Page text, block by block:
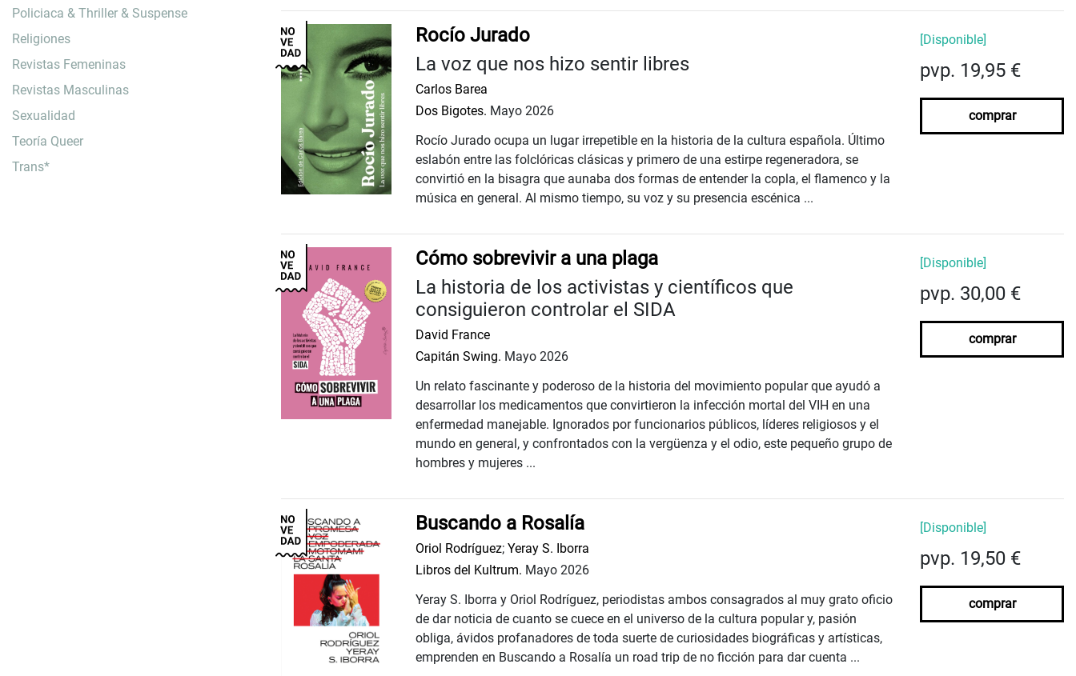
Policiaca & Thriller & Suspense
Religiones
Revistas Femeninas
Revistas Masculinas
Sexualidad
Teoría Queer
Trans*
Rocío Jurado
La voz que nos hizo sentir libres
Carlos Barea
Dos Bigotes. Mayo 2026
Rocío Jurado ocupa un lugar irrepetible en la historia de la cultura española. Último
eslabón entre las folclóricas clásicas y primero de una estirpe regeneradora, se
convirtió en la bisagra que aunaba dos formas de entender la copla, el flamenco y la
música en general. Al mismo tiempo, su voz y su presencia escénica ...
[Disponible]
pvp. 19,95 €
comprar
Cómo sobrevivir a una plaga
La historia de los activistas y científicos que
consiguieron controlar el SIDA
David France
Capitán Swing. Mayo 2026
Un relato fascinante y poderoso de la historia del movimiento popular que ayudó a
desarrollar los medicamentos que convirtieron la infección mortal del VIH en una
enfermedad manejable. Ignorados por funcionarios públicos, líderes religiosos y el
mundo en general, y confrontados con la vergüenza y el odio, este pequeño grupo de
hombres y mujeres ...
[Disponible]
pvp. 30,00 €
comprar
Buscando a Rosalía
Oriol Rodríguez; Yeray S. Iborra
Libros del Kultrum. Mayo 2026
Yeray S. Iborra y Oriol Rodríguez, periodistas ambos consagrados al muy grato oficio
de dar noticia de cuanto se cuece en el universo de la cultura popular y, pasión
obliga, ávidos profanadores de toda suerte de curiosidades biográficas y artísticas,
emprenden en Buscando a Rosalía un road trip de no ficción para dar cuenta ...
[Disponible]
pvp. 19,50 €
comprar